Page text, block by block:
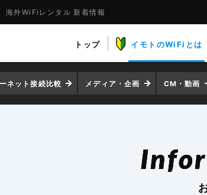
海外WiFiレンタル 新着情報
トップ イモトのWiFiとは
ネット接続比較 メディア・企画 CM・動画